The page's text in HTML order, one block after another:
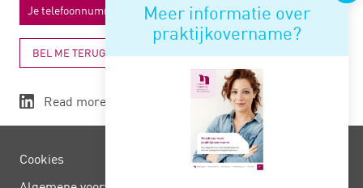
Meer informatie over
praktijkovername?
BEL ME TERUG
Read more
Cookies